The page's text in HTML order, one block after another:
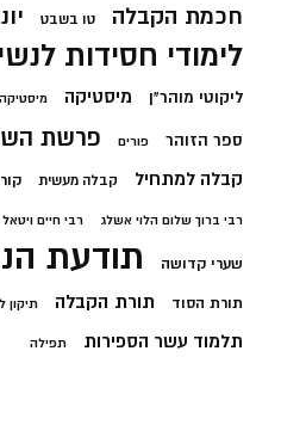
חכמת הקבלה טו בשבט
לימודי חסידות
ליקוטי מוהר"ן מיסטיקה
ספר הזוהר פורים פרשת
קבלה למתחיל קבלה מעשית
רבי ברוך שלום הלוי אשלג רבי חיים ויטאל
שערי קדושה תודעת
תורת הסוד תורת הקבלה תיקון
תלמוד עשר הספירות תפילה